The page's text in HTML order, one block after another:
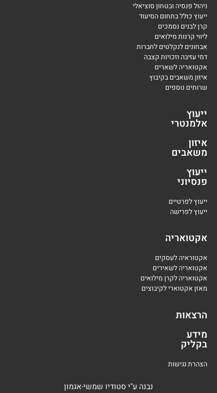
ניהול פנסיה ובטחון סוציאלי
ייעוץ כולל בתחום הסיעוד
קרן לבנים נסמכים
ליווי קרנות מילואים
אבחונים לנקלטים לחברות
דמי עזיבה וזכויות קצבה
אקטואריה לשארים
איזון משאבים בקיבוץ
שרותים נוספים
ייעוץ
אלמנטרי
איזון
משאבים
ייעוץ
פנסיוני
ייעוץ לפרטיים
ייעוץ לפרישה
אקטואריה
אקטוראיה לעסקים
אקטואריה לשאירים
אקטואריה לקרן מילואים
מאזן אקטוארי לקיבוצים
הרצאות
מידע
בקליק
הצהרת נגישות
נבנה ע"י סטודיו שמשי-אגמון